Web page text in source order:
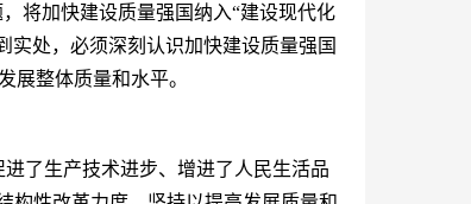
将加快建设质量强国纳入“建设现代化
实处，必须深刻认识加快建设质量强国
展整体质量和水平。
了生产技术进步、增进了人民生活品